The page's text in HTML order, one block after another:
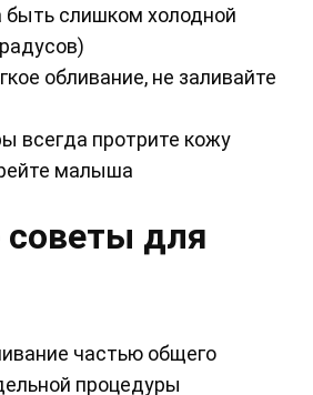
слишком холодной
обливание, не заливайте
всегда протрите кожу
малыша
для
частью общего
процедуры